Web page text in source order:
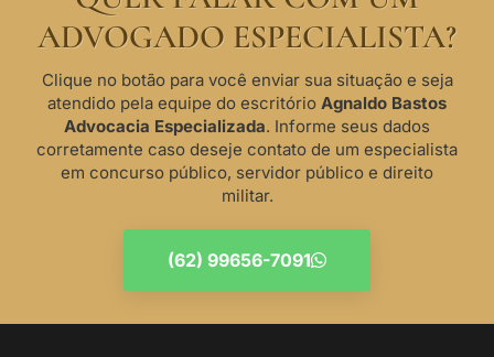
ADVOGADO ESPECIALISTA?
Clique no botão para você enviar sua situação e seja
atendido pela equipe do escritório Agnaldo Bastos
Advocacia Especializada. Informe seus dados
corretamente caso deseje contato de um especialista
em concurso público, servidor público e direito
militar.
(62) 99656-7091